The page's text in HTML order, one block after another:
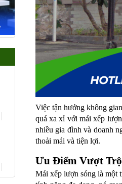
Việc tận hưởng không
quá xa xỉ với mái xếp
nhiều gia đình và doanh
thoải mái và tiện lợi.
Ưu Điểm Vượt
Mái xếp lượn sóng là một